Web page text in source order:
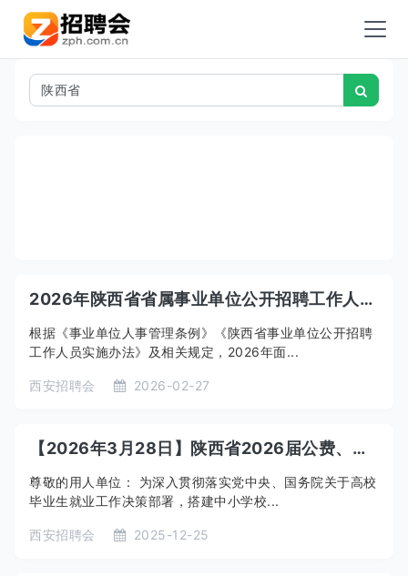
2026年陕西省省属事业单位公开招聘工作人员公告
根据《事业单位人事管理条例》《陕西省事业单位公开招聘
工作人员实施办法》及相关规定，2026年面...
西安招聘会 2026-02-27
【2026年3月28日】陕西省2026届公费、优师计划师范毕业生就业双选会 暨陕西师范大学2026年春季综合类招聘会
尊敬的用人单位： 为深入贯彻落实党中央、国务院关于高校
毕业生就业工作决策部署，搭建中小学校...
西安招聘会 2025-12-25